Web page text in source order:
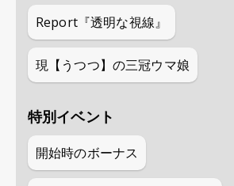
Report『透明な視線』
現【うつつ】の三冠ウマ娘
特別イベント
開始時のボーナス